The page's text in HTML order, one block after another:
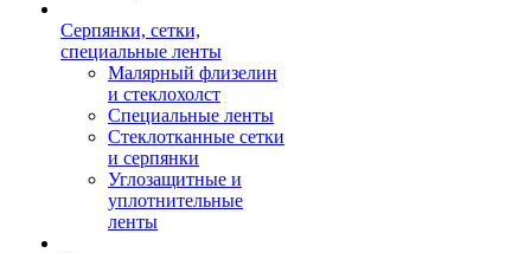
Серпянки, сетки,
специальные ленты
Малярный флизелин
и стеклохолст
Специальные ленты
Стеклотканные сетки
и серпянки
Углозащитные и
уплотнительные
ленты